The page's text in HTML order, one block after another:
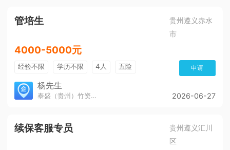
管培生
贵州遵义赤水
市
4000-5000元
经验不限 学历不限 4人 五险 申请
杨先生
泰盛（贵州）竹资源发展有限公司 2026-06-27
续保客服专员
贵州遵义汇川
区